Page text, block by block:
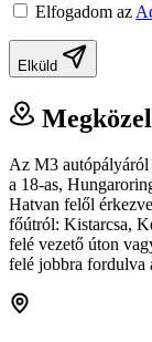
Elfogadom az
Elküld
Az M3 autópályáról
a 18-as,
Hatvan felől
főútról: Kistarcsa,
felé vezető úton
felé jobbra fordulva